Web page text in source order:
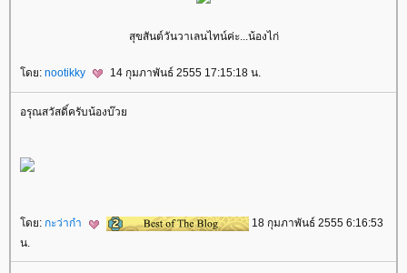
สุขสันต์วันวาเลนไทน์ค่ะ...น้องไก่
ดย: nootikky 14 กุมภาพันธ์ 2555 17:15:18 น.
อรุณสวัสดิ์ครับน้องบ๊ว
ดย: กะว่าก๋า
18 กุมภาพันธ์ 2555 6:16:53
น.